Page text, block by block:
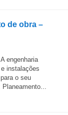
de obra –
engenharia
instalações
o seu